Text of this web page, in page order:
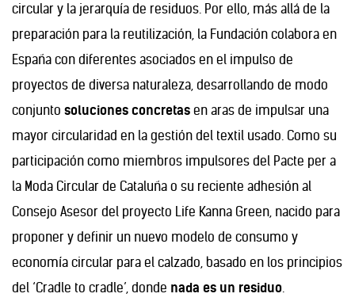
circular y la jerarquía de residuos. Por ello, más allá de la
preparación para la reutilización, la Fundación colabora en
España con diferentes asociados en el impulso de
proyectos de diversa naturaleza, desarrollando de modo
conjunto soluciones concretas en aras de impulsar una
mayor circularidad en la gestión del textil usado. Como su
participación como miembros impulsores del Pacte per a
la Moda Circular de Cataluña o su reciente adhesión al
Consejo Asesor del proyecto Life Kanna Green, nacido para
proponer y definir un nuevo modelo de consumo y
economía circular para el calzado, basado en los principios
del ‘Cradle to cradle’, donde nada es un residuo.